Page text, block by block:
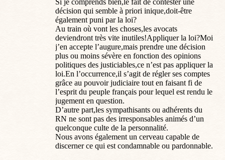
Si je comprends bien,le fait de contester une
décision qui semble à priori inique,doit-être
également puni par la loi?
Au train où vont les choses,les avocats
deviendront très vite inutiles!Appliquer la loi?Moi
j’en accepte l’augure,mais prendre une décision
plus ou moins sévère en fonction des opinions
politiques des justiciables,ce n’est pas appliquer la
loi.En l’occurrence,il s’agit de régler ses comptes
grâce au pouvoir judiciaire tout en faisant fi de
l’esprit du peuple français pour lequel est rendu le
jugement en question.
D’autre part,les sympathisants ou adhérents du
RN ne sont pas des irresponsables animés d’un
quelconque culte de la personnalité.
Nous avons également un cerveau capable de
discerner ce qui est condamnable ou pardonnable.